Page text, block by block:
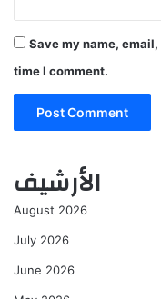
Save my name,
time I comment.
الأرشيف
August 2026
July 2026
June 2026